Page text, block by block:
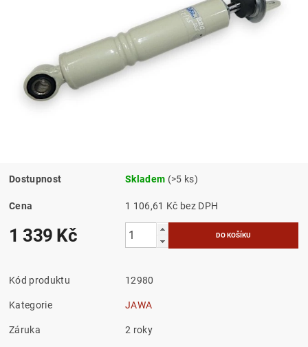
Dostupnost Skladem (>5 ks)
Cena 1 106,61 Kč bez DPH
1 339 Kč
Kód produktu 12980
Kategorie JAWA
Záruka 2 roky